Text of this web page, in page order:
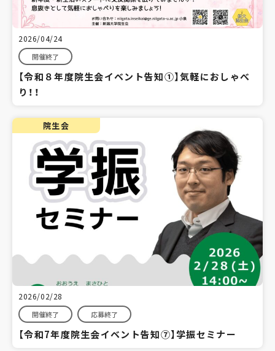
2026/04/24
開催終了
【令和８年度院生会イベント告知①】気軽におしゃべ
り！！
院生会
2026/02/28
開催終了 応募終了
【令和7年度院生会イベント告知⑦】学振セミナー